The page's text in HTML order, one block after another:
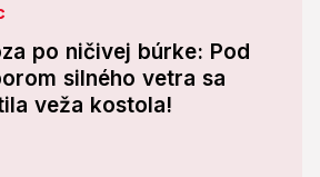
po ničivej búrke: Pod
silného vetra sa
veža kostola!